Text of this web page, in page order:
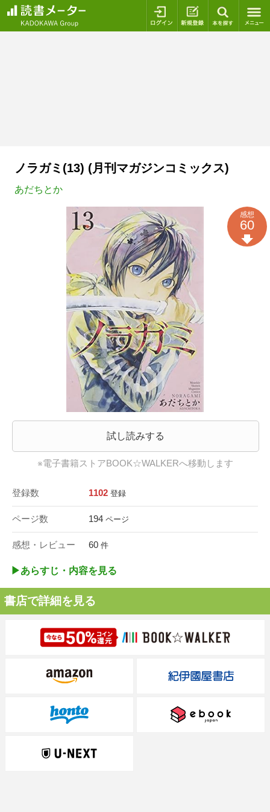
ログイン 新規登録
ノラガミ(13) (月刊マガジンコミックス)
あだちとか
試し読みする
※電子書籍ストアBOOK☆WALKERへ移動します
登録数 1102 登録
ページ数 194 ページ
感想・レビュー 60 件
感想
60
▶︎あらすじ・内容を見る
書店で詳細を見る